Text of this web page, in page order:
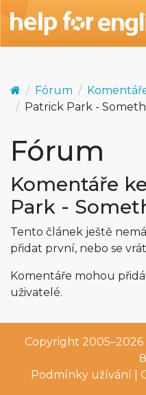
Fórum
Patrick Park -
Fórum
Komentáře
Park -
Tento článek ještě
přidat první, nebo se
Komentáře mohou
uživatelé.
Copyright 2005–2026
Podmínky užívání